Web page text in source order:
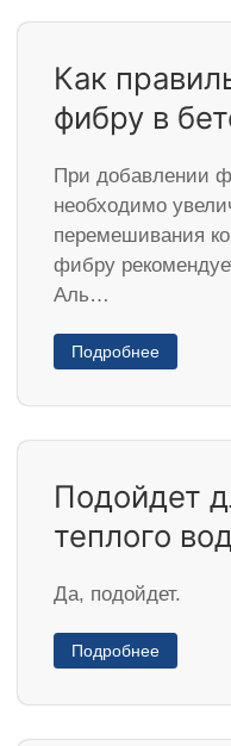
Как
фибру в
При добавлении
необходимо
перемешивания
фибру
Аль…
Подробнее
Подойдет
теплого
Да, подойдет.
Подробнее